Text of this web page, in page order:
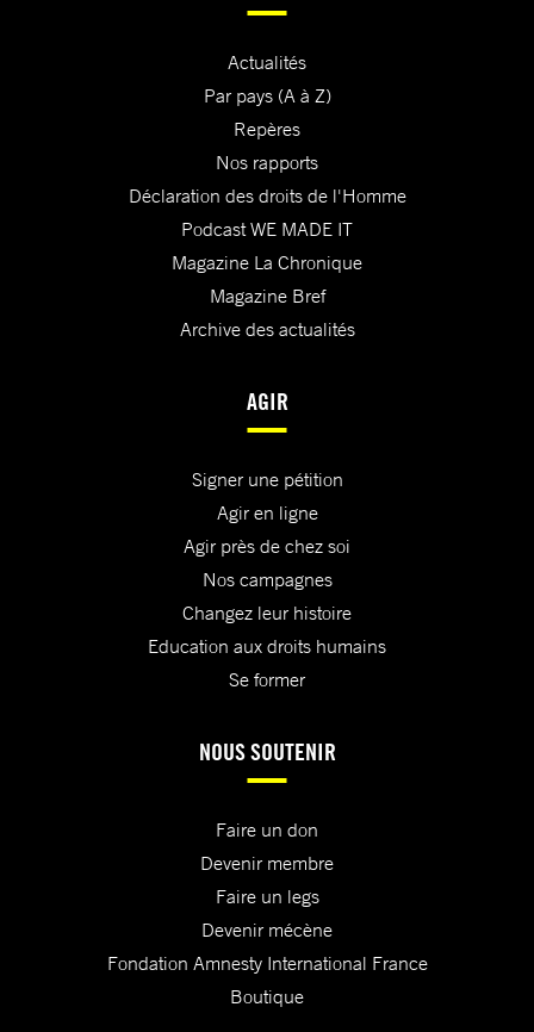
Actualités
Par pays (A à Z)
Repères
Nos rapports
Déclaration des droits de l'Homme
Podcast WE MADE IT
Magazine La Chronique
Magazine Bref
Archive des actualités
AGIR
Signer une pétition
Agir en ligne
Agir près de chez soi
Nos campagnes
Changez leur histoire
Education aux droits humains
Se former
NOUS SOUTENIR
Faire un don
Devenir membre
Faire un legs
Devenir mécène
Fondation Amnesty International France
Boutique